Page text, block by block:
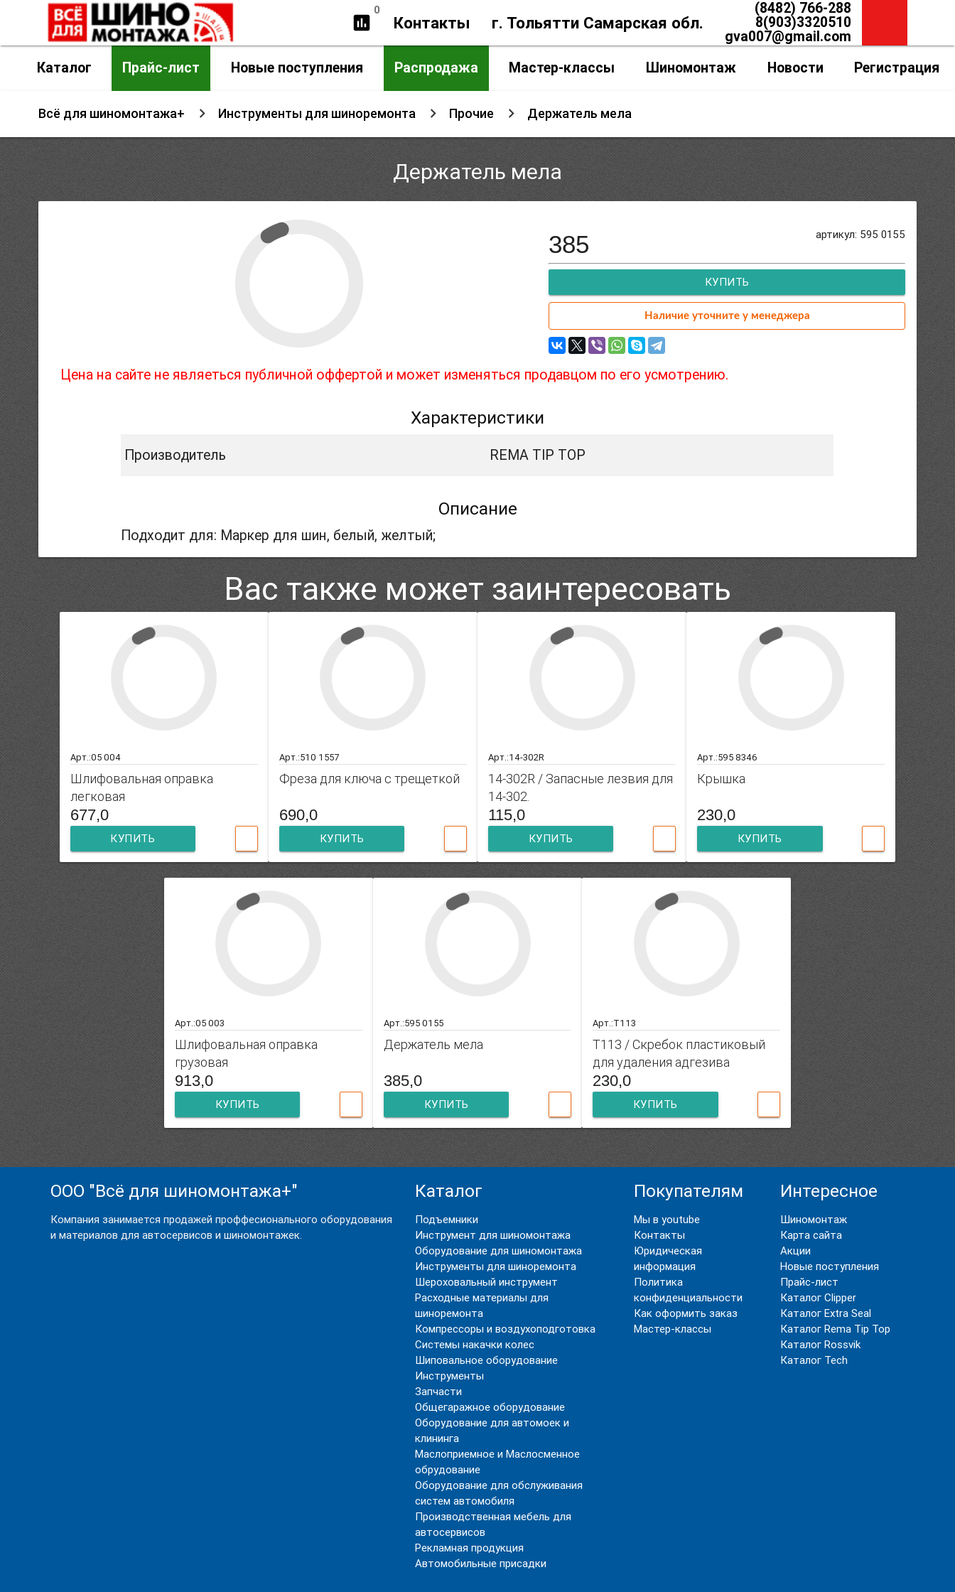
insert_chart
0
Контакты г. Тольятти Самарская обл.
(8482) 766-288
8(903)3320510
gva007@gmail.com
Каталог
Прайс-лист Новые поступления Распродажа Мастер-классы Шиномонтаж Новости Регистрация
Всё для шиномонтажа+ Инструменты для шиноремонта Прочие Держатель мела
Держатель мела
артикул: 595 0155
385
КУПИТЬ
Наличие уточните у менеджера
Цена на сайте не являеться публичной оффертой и может изменяться продавцом по его усмотрению.
Характеристики
Производитель REMA TIP TOP
Описание
Подходит для: Маркер для шин, белый, желтый;
Вас также может заинтересовать
Арт.:05 004
Шлифовальная оправка
легковая
677,0
КУПИТЬ
Арт.:510 1557
Фреза для ключа с трещеткой
690,0
КУПИТЬ
Арт.:14-302R
14-302R / Запасные лезвия для
14-302.
115,0
КУПИТЬ
Арт.:595 8346
Крышка
230,0
КУПИТЬ
Арт.:05 003
Шлифовальная оправка
грузовая
913,0
КУПИТЬ
Арт.:595 0155
Держатель мела
385,0
КУПИТЬ
Арт.:T113
T113 / Скребок пластиковый
для удаления адгезива
230,0
КУПИТЬ
ООО "Всё для шиномонтажа+"
Компания занимается продажей проффесионального оборудования
и материалов для автосервисов и шиномонтажек.
Каталог
Подъемники
Инструмент для шиномонтажа
Оборудование для шиномонтажа
Инструменты для шиноремонта
Шероховальный инструмент
Расходные материалы для
шиноремонта
Компрессоры и воздухоподготовка
Системы накачки колес
Шиповальное оборудование
Инструменты
Запчасти
Общегаражное оборудование
Оборудование для автомоек и
клининга
Маслоприемное и Маслосменное
обрудование
Оборудование для обслуживания
систем автомобиля
Производственная мебель для
автосервисов
Рекламная продукция
Автомобильные присадки
Покупателям
Мы в youtube
Контакты
Юридическая
информация
Политика
конфиденциальности
Как оформить заказ
Мастер-классы
Интересное
Шиномонтаж
Карта сайта
Акции
Новые поступления
Прайс-лист
Каталог Clipper
Каталог Extra Seal
Каталог Rema Tip Top
Каталог Rossvik
Каталог Tech